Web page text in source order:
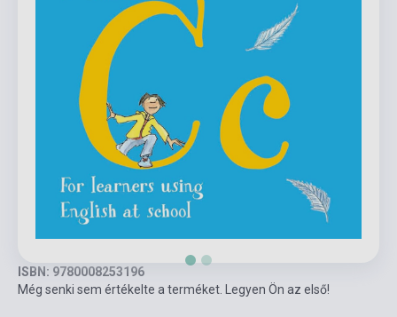
ISBN: 9780008253196
Még senki sem értékelte a terméket. Legyen Ön az első!